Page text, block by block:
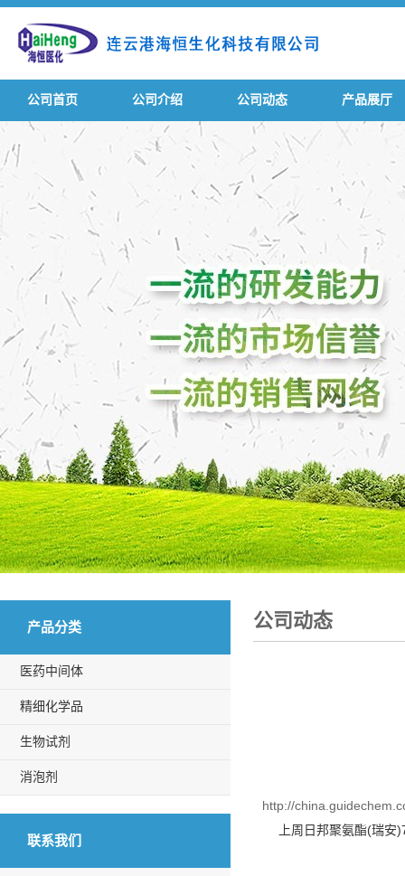
公司首页 公司介绍 公司动态 产品展厅
产品分类
医药中间体
精细化学品
生物试剂
消泡剂
联系我们
公司动态
http://
上周日邦聚氨酯(瑞安)7